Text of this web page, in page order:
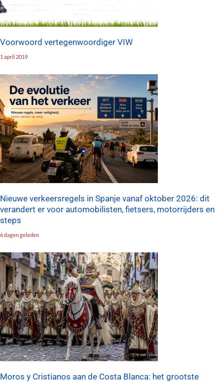
Voorwoord vertegenwoordiger VIW
1 april 2019
Nieuwe verkeersregels in Spanje vanaf oktober 2026: dit
verandert er voor automobilisten, fietsers, motorrijders en
steps
6 dagen geleden
Moros y Cristianos aan de Costa Blanca: het grootste